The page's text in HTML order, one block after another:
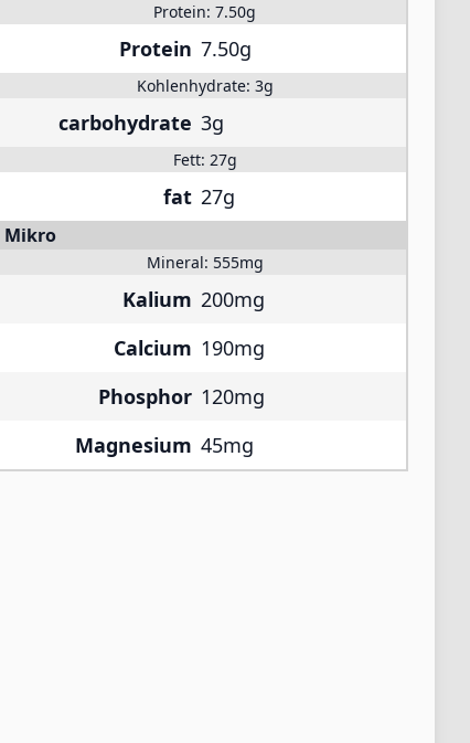
Protein: 7.50g
Protein 7.50g
Kohlenhydrate: 3g
carbohydrate 3g
Fett: 27g
fat 27g
Mikro
Mineral: 555mg
Kalium 200mg
Calcium 190mg
Phosphor 120mg
Magnesium 45mg